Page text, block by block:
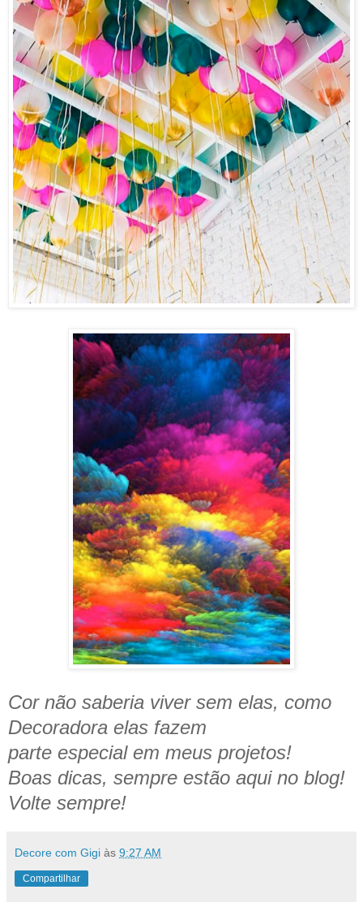
Cor não saberia viver sem elas, como
Decoradora elas fazem
parte especial em meus projetos!
Boas dicas, sempre estão aqui no blog!
Volte sempre!
Decore com Gigi às 9:27 AM
Compartilhar